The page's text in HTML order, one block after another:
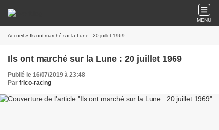
MENU
Accueil » Ils ont marché sur la Lune : 20 juillet 1969
Ils ont marché sur la Lune : 20 juillet 1969
Publié le 16/07/2019 à 23:48
Par frico-racing